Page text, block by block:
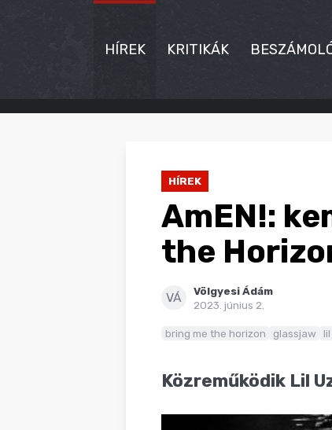
HÍREK KRITIKÁK
HÍREK
HÍREK
AmEN!:
the
VÁ
Völgyesi Ádám
2023. június 2.
bring me the horizon glassjaw
Közreműködik Lil